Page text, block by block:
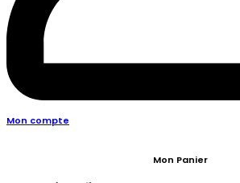
Mon compte
Mon Panier